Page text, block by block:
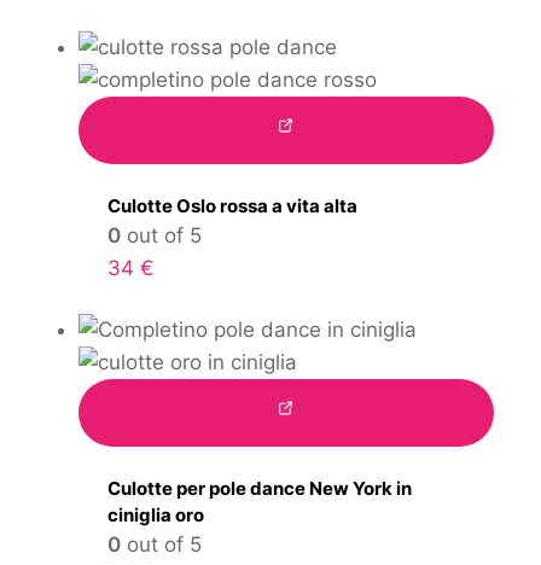
Culotte Oslo rossa a vita alta
0out of 5
34 €
Culotte per pole dance New York in
ciniglia oro
0out of 5